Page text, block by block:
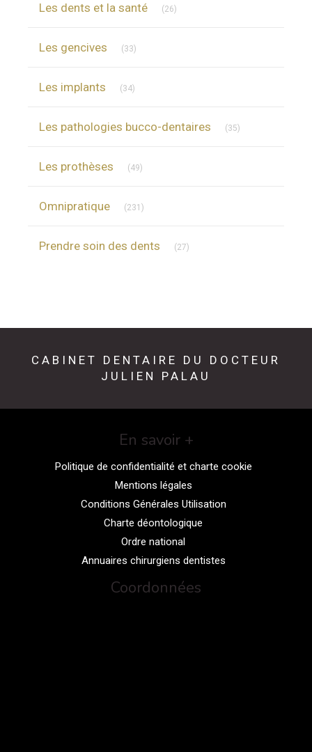
Les dents et la santé (26)
Les gencives (33)
Les implants (34)
Les pathologies bucco-dentaires (35)
Les prothèses (49)
Omnipratique (231)
Prendre soin des dents (27)
CABINET DENTAIRE DU DOCTEUR
JULIEN PALAU
En savoir +
Politique de confidentialité et charte cookie
Mentions légales
Conditions Générales Utilisation
Charte déontologique
Ordre national
Annuaires chirurgiens dentistes
Coordonnées